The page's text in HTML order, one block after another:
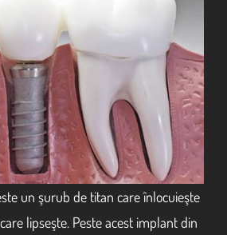
un şurub de titan care înlocuieşte
lipseşte. Peste acest implant din